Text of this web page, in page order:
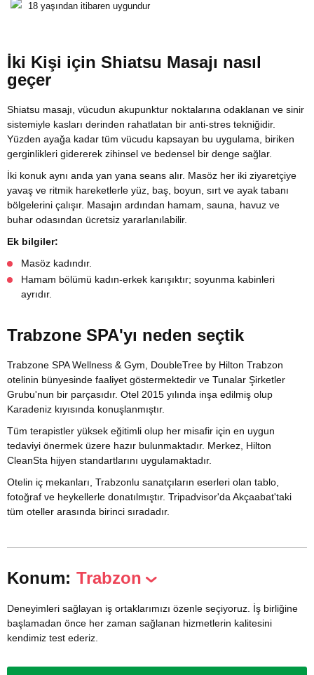
18 yaşından itibaren uygundur
İki Kişi için Shiatsu Masajı nasıl
geçer
Shiatsu masajı, vücudun akupunktur noktalarına odaklanan ve sinir
sistemiyle kasları derinden rahatlatan bir anti-stres tekniğidir.
Yüzden ayağa kadar tüm vücudu kapsayan bu uygulama, biriken
gerginlikleri gidererek zihinsel ve bedensel bir denge sağlar.
İki konuk aynı anda yan yana seans alır. Masöz her iki ziyaretçiye
yavaş ve ritmik hareketlerle yüz, baş, boyun, sırt ve ayak tabanı
bölgelerini çalışır. Masajın ardından hamam, sauna, havuz ve
buhar odasından ücretsiz yararlanılabilir.
Ek bilgiler:
Masöz kadındır.
Hamam bölümü kadın-erkek karışıktır; soyunma kabinleri
ayrıdır.
Trabzone SPA'yı neden seçtik
Trabzone SPA Wellness & Gym, DoubleTree by Hilton Trabzon
otelinin bünyesinde faaliyet göstermektedir ve Tunalar Şirketler
Grubu'nun bir parçasıdır. Otel 2015 yılında inşa edilmiş olup
Karadeniz kıyısında konuşlanmıştır.
Tüm terapistler yüksek eğitimli olup her misafir için en uygun
tedaviyi önermek üzere hazır bulunmaktadır. Merkez, Hilton
CleanSta hijyen standartlarını uygulamaktadır.
Otelin iç mekanları, Trabzonlu sanatçıların eserleri olan tablo,
fotoğraf ve heykellerle donatılmıştır. Tripadvisor'da Akçaabat'taki
tüm oteller arasında birinci sıradadır.
Konum: Trabzon
Deneyimleri sağlayan iş ortaklarımızı özenle seçiyoruz. İş birliğine
başlamadan önce her zaman sağlanan hizmetlerin kalitesini
kendimiz test ederiz.